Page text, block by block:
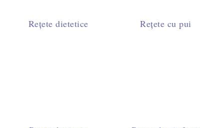
Rețete dietetice Rețete cu pui